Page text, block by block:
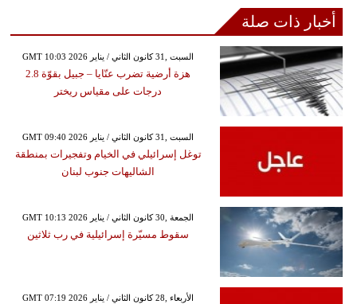
أخبار ذات صلة
GMT 10:03 2026 السبت ,31 كانون الثاني / يناير
هزة أرضية تضرب عنّايا – جبيل بقوّة 2.8
درجات على مقياس ريختر
GMT 09:40 2026 السبت ,31 كانون الثاني / يناير
توغل إسرائيلي في الخيام وتفجيرات بمنطقة
الشاليهات جنوب لبنان
GMT 10:13 2026 الجمعة ,30 كانون الثاني / يناير
سقوط مسيّرة إسرائيلية في رب ثلاثين
GMT 07:19 2026 الأربعاء ,28 كانون الثاني / يناير